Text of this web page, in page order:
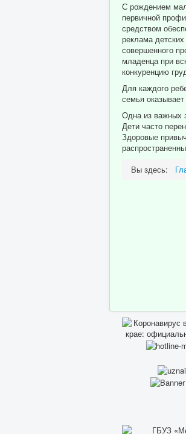
С рождением
первичной
средством
реклама
совершенного
младенца при
конкуренцию
Для каждого
семья
Одна из важных
Дети часто
Здоровые
Вы здесь: